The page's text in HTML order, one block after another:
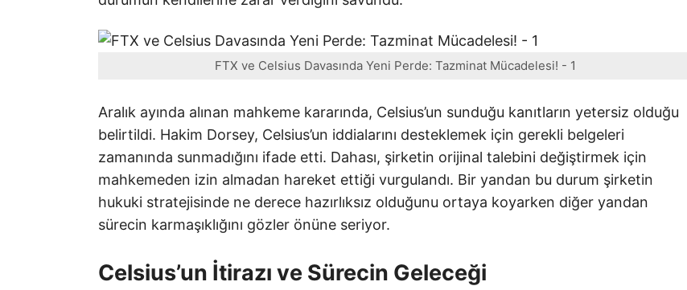
FTX ve Celsius Davasında Yeni Perde: Tazminat Mücadelesi! - 1
Aralık ayında alınan mahkeme kararında, Celsius’un sunduğu kanıtların yetersiz olduğu
belirtildi. Hakim Dorsey, Celsius’un iddialarını desteklemek için gerekli belgeleri
zamanında sunmadığını ifade etti. Dahası, şirketin orijinal talebini değiştirmek için
mahkemeden izin almadan hareket ettiği vurgulandı. Bir yandan bu durum şirketin
hukuki stratejisinde ne derece hazırlıksız olduğunu ortaya koyarken diğer yandan
sürecin karmaşıklığını gözler önüne seriyor.
Celsius’un İtirazı ve Sürecin Geleceği